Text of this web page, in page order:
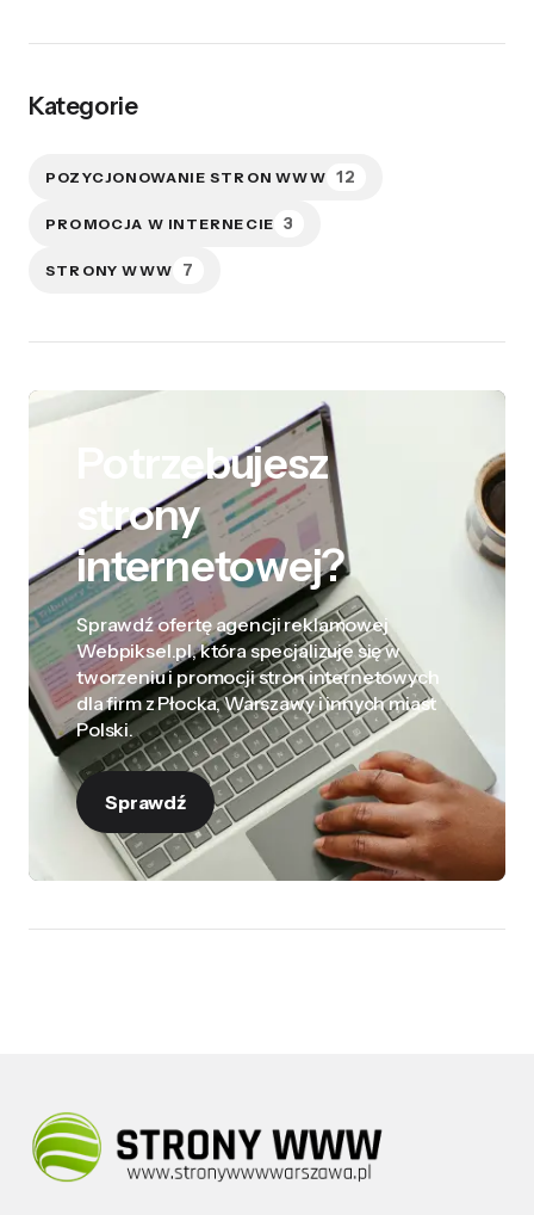
Kategorie
POZYCJONOWANIE STRON WWW 12
PROMOCJA W INTERNECIE 3
STRONY WWW 7
Potrzebujesz
strony
internetowej?
Sprawdź ofertę agencji reklamowej
Webpiksel.pl, która specjalizuje się w
tworzeniu i promocji stron internetowych
dla firm z Płocka, Warszawy i innych miast
Polski.
Sprawdź